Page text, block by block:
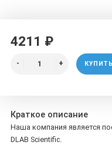
4211 ₽
КУПИТЬ
Краткое описание
Наша компания является
DLAB Scientific.